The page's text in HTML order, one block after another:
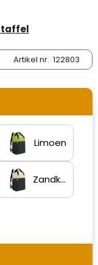
Artikel nr. 122803
Limoen
Zandkleur